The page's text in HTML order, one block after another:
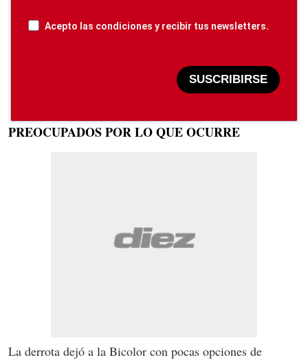
Acepto las condiciones y recibir tus newsletters.
SUSCRIBIRSE
PREOCUPADOS POR LO QUE OCURRE
La derrota dejó a la Bicolor con pocas opciones de